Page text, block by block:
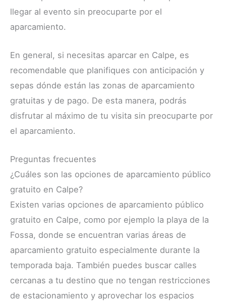
llegar al evento sin preocuparte por el
aparcamiento.
En general, si necesitas aparcar en Calpe, es
recomendable que planifiques con anticipación y
sepas dónde están las zonas de aparcamiento
gratuitas y de pago. De esta manera, podrás
disfrutar al máximo de tu visita sin preocuparte por
el aparcamiento.
Preguntas frecuentes
¿Cuáles son las opciones de aparcamiento público
gratuito en Calpe?
Existen varias opciones de aparcamiento público
gratuito en Calpe, como por ejemplo la playa de la
Fossa, donde se encuentran varias áreas de
aparcamiento gratuito especialmente durante la
temporada baja. También puedes buscar calles
cercanas a tu destino que no tengan restricciones
de estacionamiento y aprovechar los espacios